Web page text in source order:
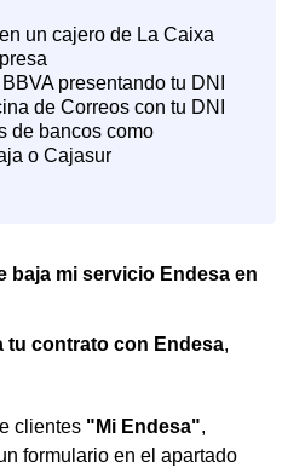
baja mi servicio Endesa en
tu contrato con Endesa,
clientes "Mi Endesa",
formulario en el apartado